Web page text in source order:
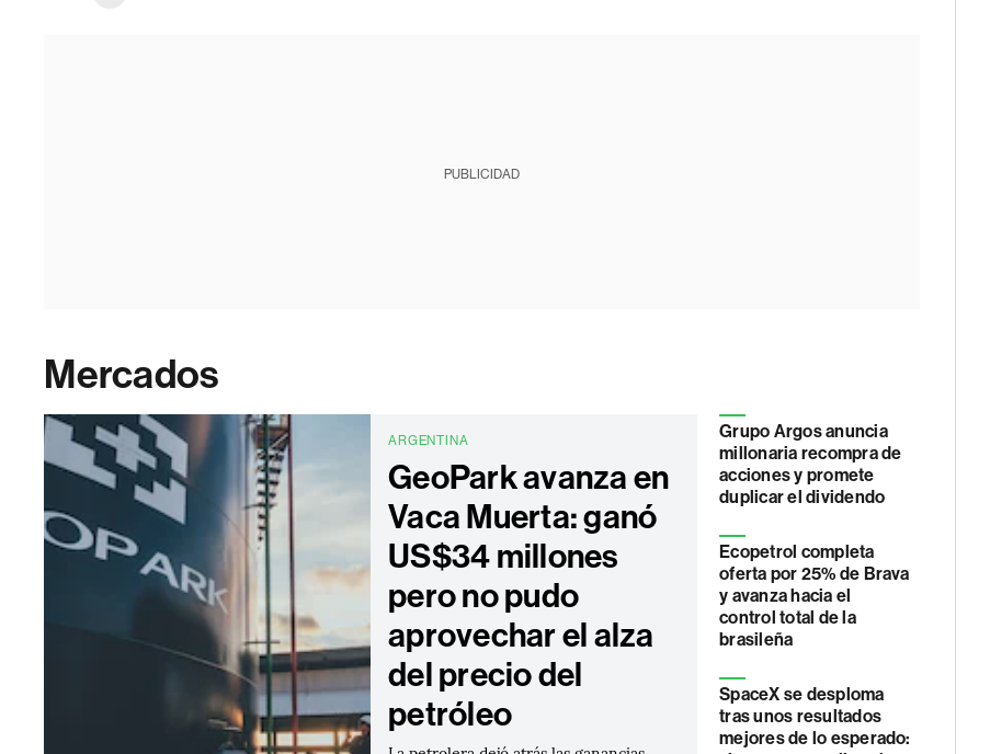
PUBLICIDAD
Mercados
ARGENTINA
GeoPark avanza en
Vaca Muerta: ganó
US$34 millones
pero no pudo
aprovechar el alza
del precio del
petróleo
Grupo Argos anuncia
millonaria recompra de
acciones y promete
duplicar el dividendo
Ecopetrol completa
oferta por 25% de Brava
y avanza hacia el
control total de la
brasileña
SpaceX se desploma
tras unos resultados
mejores de lo esperado: